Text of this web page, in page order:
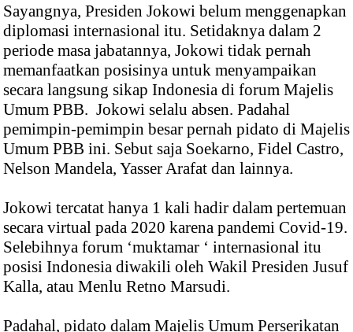
Sayangnya, Presiden Jokowi belum menggenapkan
diplomasi internasional itu. Setidaknya dalam 2
periode masa jabatannya, Jokowi tidak pernah
memanfaatkan posisinya untuk menyampaikan
secara langsung sikap Indonesia di forum Majelis
Umum PBB. Jokowi selalu absen. Padahal
pemimpin-pemimpin besar pernah pidato di Majelis
Umum PBB ini. Sebut saja Soekarno, Fidel Castro,
Nelson Mandela, Yasser Arafat dan lainnya.
Jokowi tercatat hanya 1 kali hadir dalam pertemuan
secara virtual pada 2020 karena pandemi Covid-19.
Selebihnya forum ‘muktamar ‘ internasional itu
posisi Indonesia diwakili oleh Wakil Presiden Jusuf
Kalla, atau Menlu Retno Marsudi.
Padahal, pidato dalam Majelis Umum Perserikatan